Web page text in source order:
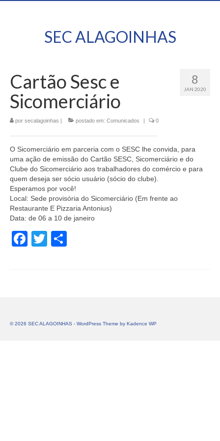
SEC ALAGOINHAS
8
JAN 2020
Cartão Sesc e
Sicomerciário
por secalagoinhas | postado em: Comunicados | 0
O Sicomerciário em parceria com o SESC lhe convida, para
uma ação de emissão do Cartão SESC, Sicomerciário e do
Clube do Sicomerciário aos trabalhadores do comércio e para
quem deseja ser sócio usuário (sócio do clube).
Esperamos por você!
Local: Sede provisória do Sicomerciário (Em frente ao
Restaurante E Pizzaria Antonius)
Data: de 06 a 10 de janeiro
Facebook
Twitter
© 2026 SEC ALAGOINHAS - WordPress Theme by Kadence WP